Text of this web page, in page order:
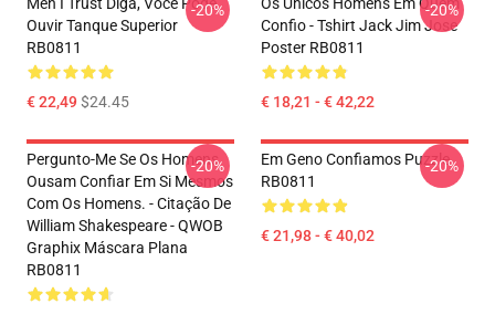
Ouvir Tanque Superior
RB0811
€ 22,49$24.45
-20%
Confio - Tshirt Jack Jim Jose
Poster RB0811
€ 18,21 - € 42,22
-20%
Pergunto-Me Se Os Homens
Ousam Confiar Em Si Mesmos
Com Os Homens. - Citação De
William Shakespeare - QWOB
Graphix Máscara Plana
RB0811
-20%
Em Geno Confiamos Puzzle
RB0811
€ 21,98 - € 40,02
-20%